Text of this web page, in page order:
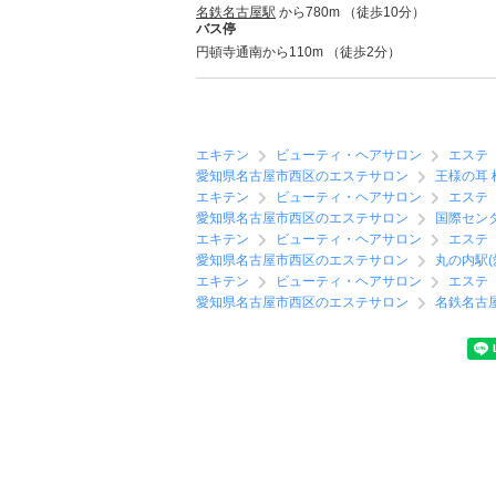
名鉄名古屋駅 から780m （徒歩10分）
バス停
円頓寺通南から110m （徒歩2分）
エキテン ビューティ・ヘアサロン
エステ
愛知県名古屋市西区のエステサロン
王様の耳
エキテン
ビューティ・ヘアサロン
エステ
愛知県名古屋市西区のエステサロン
国際セン
エキテン
ビューティ・ヘアサロン
エステ
愛知県名古屋市西区のエステサロン
丸の内駅
エキテン
ビューティ・ヘアサロン
エステ
愛知県名古屋市西区のエステサロン
名鉄名古